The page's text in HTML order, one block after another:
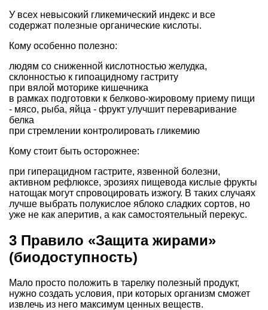
У всех невысокий гликемический индекс и все
содержат полезные органические кислоты.
Кому особенно полезно:
людям со сниженной кислотностью желудка,
склонностью к гипоацидному гастриту
при вялой моторике кишечника
в рамках подготовки к белково-жировому приему пищи
- мясо, рыба, яйца - фрукт улучшит переваривание
белка
при стремлении контролировать гликемию
Кому стоит быть осторожнее:
при гиперацидном гастрите, язвенной болезни,
активном рефлюксе, эрозиях пищевода кислые фрукты
натощак могут спровоцировать изжогу. В таких случаях
лучше выбрать полукислое яблоко сладких сортов, но
уже не как аперитив, а как самостоятельный перекус.
3 Правило «Защита жирами»
(биодоступность)
Мало просто положить в тарелку полезный продукт,
нужно создать условия, при которых организм сможет
извлечь из него максимум ценных веществ.